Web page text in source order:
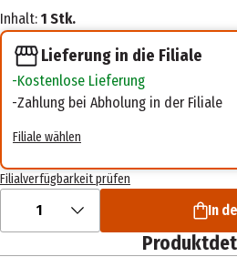
Inhalt: 1 Stk.
Lieferung in die Filiale
Kostenlose Lieferung
Zahlung bei Abholung in der Filiale
Filiale wählen
Filialverfügbarkeit prüfen
1 In